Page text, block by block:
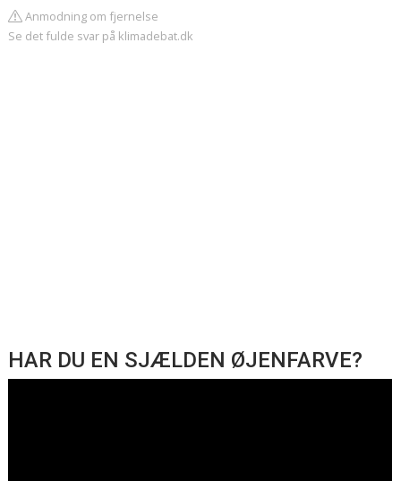
Anmodning om fjernelse
Se det fulde svar på klimadebat.dk
HAR DU EN SJÆLDEN ØJENFARVE?